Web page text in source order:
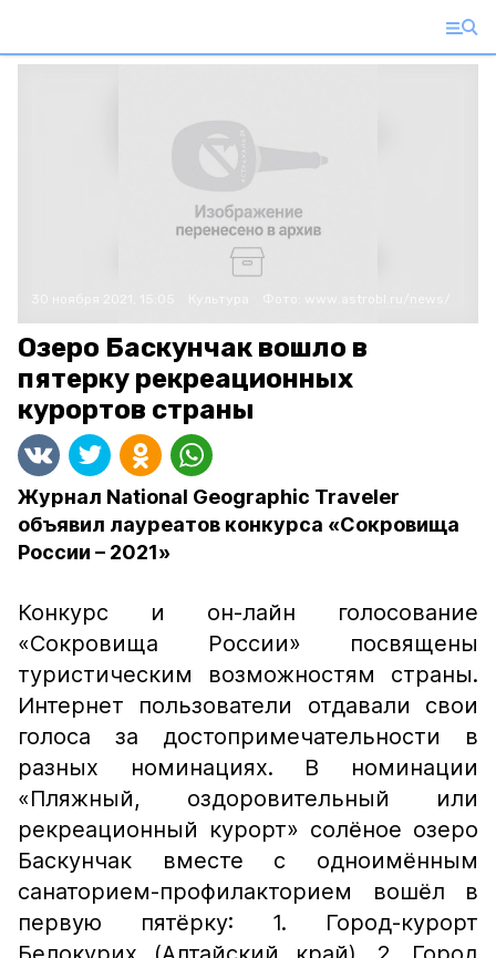
Озеро Баскунчак вошло в
пятерку рекреационных
курортов страны
Журнал National Geographic Traveler
объявил лауреатов конкурса «Сокровища
России – 2021»
Конкурс и он-лайн голосование
«Сокровища России» посвящены
туристическим возможностям страны.
Интернет пользователи отдавали свои
голоса за достопримечательности в
разных номинациях. В номинации
«Пляжный, оздоровительный или
рекреационный курорт» солёное озеро
Баскунчак вместе с одноимённым
санаторием-профилакторием вошёл в
первую пятёрку: 1. Город-курорт